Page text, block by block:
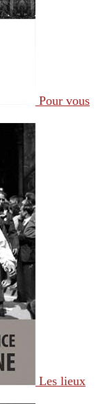
Pour vous
Les lieux